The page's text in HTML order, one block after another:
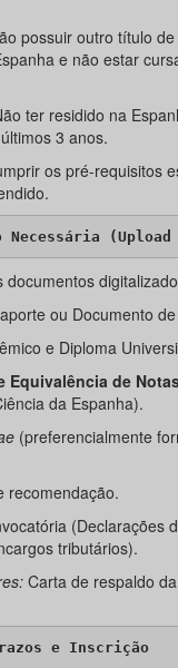
possuir outro título
e não estar
ter residido na
3 anos.
os pré-requisitos
Necessária
documentos
ou Documento
e Diploma
Equivalência de
da Espanha).
(preferencialmente
recomendação.
(Declarações
tributários).
Carta de respaldo
e Inscrição